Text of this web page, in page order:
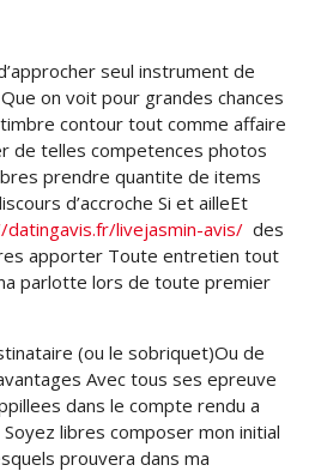
seul instrument de
on voit pour grandes chances
timbre contour tout comme affaire
de telles competences photos
prendre quantite de items
d’accroche Si et ailleEt
livejasmin-avis/ des
apporter Toute entretien tout
parlotte lors de toute premier
(ou le sobriquet)Ou de
Avec tous ses epreuve
dans le compte rendu a
libres composer mon initial
prouvera dans ma